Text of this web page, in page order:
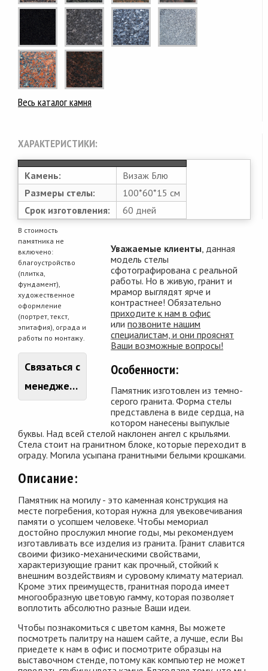
Весь каталог камня
ХАРАКТЕРИСТИКИ:
Камень:
Визаж Блю
Размеры стелы:
100*60*15 см
Срок изготовления:
60 дней
В стоимость
памятника не
включено:
благоустройство
(плитка,
фундамент),
художественное
оформление
(портрет, текст,
эпитафия), ограда и
работы по монтажу.
Связаться с
менеджером
Уважаемые клиенты , данная
модель стелы
сфотографирована с реальной
работы. Но в живую, гранит и
мрамор выглядят ярче и
контрастнее! Обязательно
приходите к нам в офис
илипозвоните нашим
специалистам, и они прояснят
Ваши возможные вопросы!
Особенности:
Памятник изготовлен из темно-
серого гранита. Форма стелы
представлена в виде сердца, на
котором нанесены выпуклые
буквы. Над всей стелой наклонен ангел с крыльями.
Стела стоит на гранитном блоке, которые переходит в
ограду. Могила усыпана гранитными белыми крошками.
Описание:
Памятник на могилу - это каменная конструкция на
месте погребения, которая нужна для увековечивания
памяти о усопшем человеке. Чтобы мемориал
достойно прослужил многие годы, мы рекомендуем
изготавливать все изделия из гранита. Гранит славится
своими физико-механическими свойствами,
характеризующие гранит как прочный, стойкий к
внешним воздействиям и суровому климату материал.
Кроме этих преимуществ, гранитная порода имеет
многообразную цветовую гамму, которая позволяет
воплотить абсолютно разные Ваши идеи.
Чтобы познакомиться с цветом камня, Вы можете
посмотреть палитру на нашем сайте, а лучше, если Вы
приедете к нам в офис и посмотрите образцы на
выставочном стенде, потому как компьютер не может